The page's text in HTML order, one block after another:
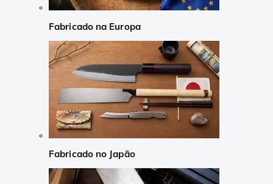
Fabricado na Europa
Fabricado no Japão